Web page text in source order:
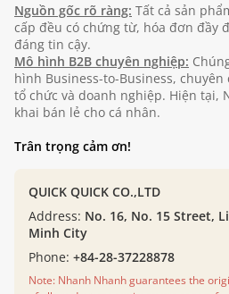
Nguồn gốc rõ ràng: Tất cả sản
cấp đều có chứng từ, hóa đơn đầy
đáng tin cậy.
Mô hình B2B chuyên nghiệp:
hình Business-to-Business, chuyên
tổ chức và doanh nghiệp. Hiện tại,
khai bán lẻ cho cá nhân.
Trân trọng cảm ơn!
QUICK QUICK CO.,LTD
Address: No. 16, No. 15 Street,
Minh City
Phone: +84-28-37228878
Note: Nhanh Nhanh guarantees the